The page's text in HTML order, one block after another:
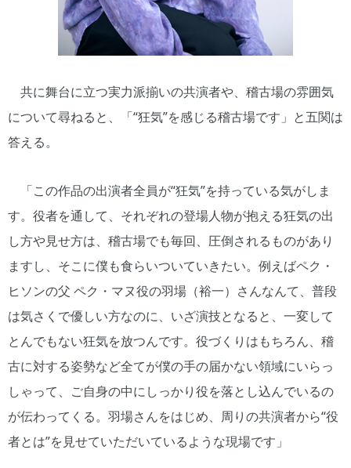
共に舞台に立つ実力派揃いの共演者や、稽古場の雰囲気
について尋ねると、「“狂気”を感じる稽古場です」と五関は
答える。
「この作品の出演者全員が“狂気”を持っている気がしま
す。役者を通して、それぞれの登場人物が抱える狂気の出
し方や見せ方は、稽古場でも毎回、圧倒されるものがあり
ますし、そこに僕も食らいついていきたい。例えばペク・
ヒソンの父 ペク・マヌ役の羽場（裕一）さんなんて、普段
は気さくで優しい方なのに、いざ演技となると、一変して
とんでもない狂気を放つんです。役づくりはもちろん、稽
古に対する姿勢など全てが僕の手の届かない領域にいらっ
しゃって、ご自身の中にしっかり役を落とし込んでいるの
が伝わってくる。羽場さんをはじめ、周りの共演者から“役
者とは”を見せていただいているような現場です」